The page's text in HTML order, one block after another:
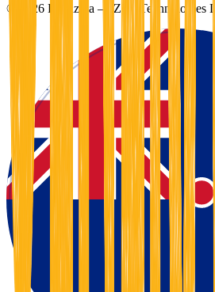
©
2026 Foodzilla — Zilla Technologies